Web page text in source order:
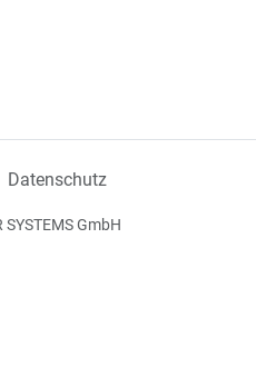
Datenschutz
GmbH